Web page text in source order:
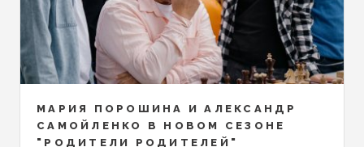
МАРИЯ ПОРОШИНА И АЛЕКСАНДР
САМОЙЛЕНКО В НОВОМ СЕЗОНЕ
"РОДИТЕЛИ РОДИТЕЛЕЙ"